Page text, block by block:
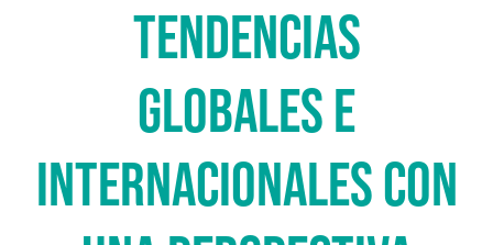
TENDENCIAS
GLOBALES E
INTERNACIONALES CON